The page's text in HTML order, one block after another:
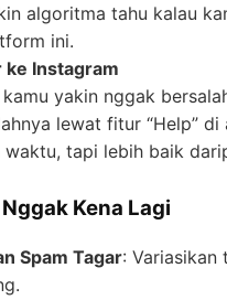
algoritma tahu kalau
ini.
ke Instagram
kamu yakin nggak
lewat fitur “Help” di
waktu, tapi lebih baik
Kena Lagi
Spam Tagar: Variasikan